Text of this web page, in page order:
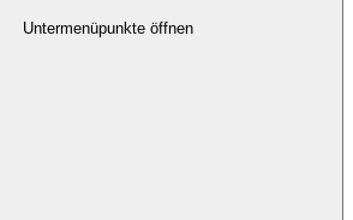
Untermenüpunkte öffnen